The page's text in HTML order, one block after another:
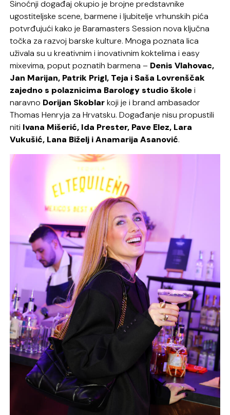
Sinoćnji događaj okupio je brojne predstavnike
ugostiteljske scene, barmene i ljubitelje vrhunskih pića
potvrđujući kako je Baramasters Session nova ključna
točka za razvoj barske kulture. Mnoga poznata lica
uživala su u kreativnim i inovativnim koktelima i easy
mixevima, poput poznatih barmena – Denis Vlahovac,
Jan Marijan, Patrik Prigl, Teja i Saša Lovrenščak
zajedno s polaznicima Barology studio školei
naravno Dorijan Skoblarkoji je i brand ambasador
Thomas Henryja za Hrvatsku. Događanje nisu propustili
niti Ivana Mišerić, Ida Prester, Pave Elez, Lara
Vukušić, Lana Biželj i Anamarija Asanović.